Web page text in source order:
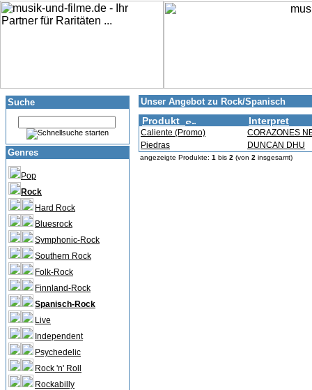
Suche
Genres
Pop
Rock
Hard Rock
Bluesrock
Symphonic-Rock
Southern Rock
Folk-Rock
Finnland-Rock
Spanisch-Rock
Live
Independent
Psychedelic
Rock 'n' Roll
Rockabilly
Unser Angebot zu Rock/Spanisch
Produkt Interpret
Caliente (Promo)
CORAZONES
Piedras
DUNCAN DHU
angezeigte Produkte: 1 bis 2 (von 2 insgesamt)